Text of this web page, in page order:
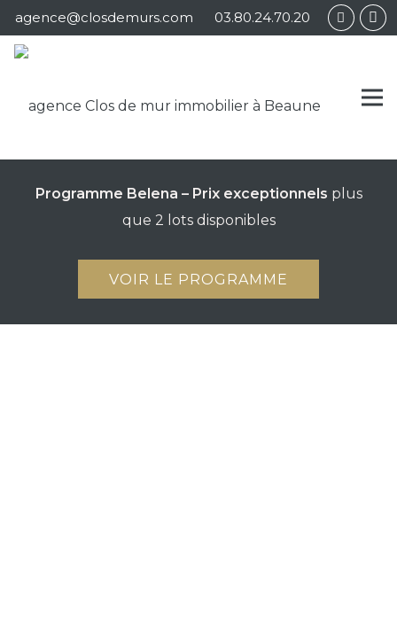
agence@closdemurs.com 03.80.24.70.20
Programme Belena – Prix exceptionnels plus
que 2 lots disponibles
VOIR LE PROGRAMME
Panneau de gestion des cookies